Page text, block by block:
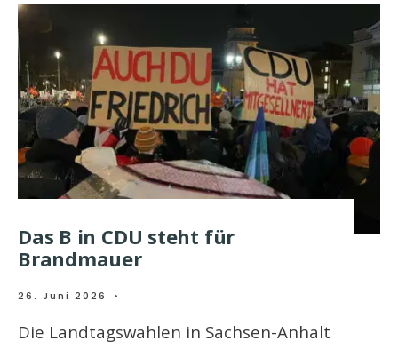
Das B in CDU steht für
Brandmauer
26. Juni 2026 •
Die Landtagswahlen in Sachsen-Anhalt